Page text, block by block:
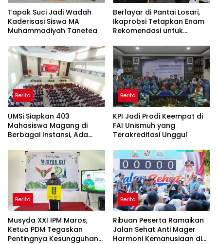
Tapak Suci Jadi Wadah
Kaderisasi Siswa MA
Muhammadiyah Tanetea
Berlayar di Pantai Losari,
Ikaprobsi Tetapkan Enam
Rekomendasi untuk
Berita
UMSi Siapkan 403
Mahasiswa Magang di
Berbagai Instansi, Ada
Taiwan
Berita
KPI Jadi Prodi Keempat di
FAI Unismuh yang
Terakreditasi Unggul
Berita
Musyda XXI IPM Maros,
Ketua PDM Tegaskan
Pentingnya Kesungguhan
Berita
Ribuan Peserta Ramaikan
Jalan Sehat Anti Mager
Harmoni Kemanusiaan di